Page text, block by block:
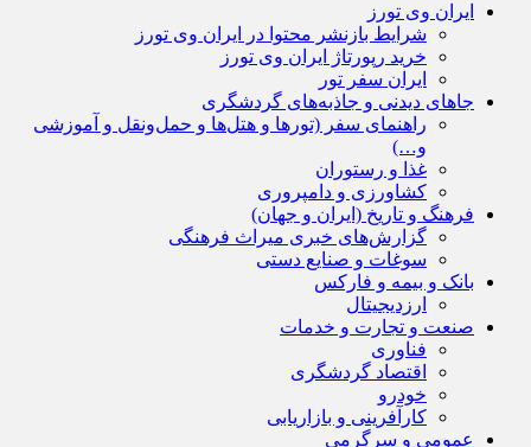
ایران وی تورز
شرایط بازنشر محتوا در ایران وی تورز
خرید رپورتاژ ایران وی تورز
ایران سفر تور
جاهای دیدنی و جاذبه‌های گردشگری
راهنمای سفر (تورها و هتل‌ها و حمل‌و‌نقل و آموزشی
و…)
غذا و رستوران
کشاورزی و دامپروری
فرهنگ و تاریخ (ایران و جهان)
گزارش‌های خبری میراث فرهنگی
سوغات و صنایع دستی
بانک و بیمه و فارکس
ارزدیجیتال
صنعت و تجارت و خدمات
فناوری
اقتصاد گردشگری
خودرو
کارآفرینی و بازاریابی
عمومی و سرگرمی